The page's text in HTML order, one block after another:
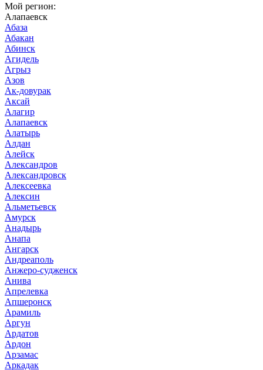
Мой регион:
Алапаевск
Абаза
Абакан
Абинск
Агидель
Агрыз
Азов
Ак-довурак
Аксай
Алагир
Алапаевск
Алатырь
Алдан
Алейск
Александров
Александровск
Алексеевка
Алексин
Альметьевск
Амурск
Анадырь
Анапа
Ангарск
Андреаполь
Анжеро-судженск
Анива
Апрелевка
Апшеронск
Арамиль
Аргун
Ардатов
Ардон
Арзамас
Аркадак